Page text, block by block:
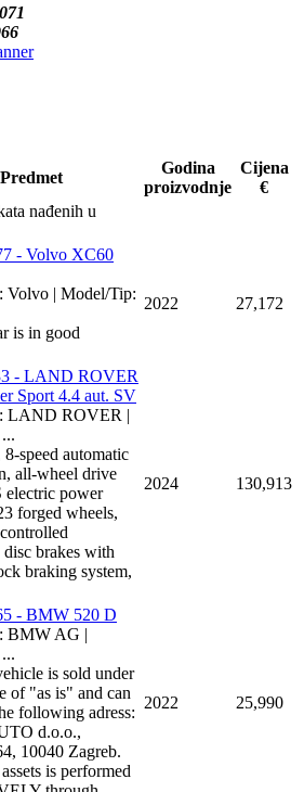
Predmet
Godina
proizvodnje
Cijena
€
nađenih u
- Volvo XC60
Volvo | Model/Tip:
is in good
2022 27,172
- LAND ROVER
Sport 4.4 aut. SV
LAND ROVER |
speed automatic
all-wheel drive
electric power
forged wheels,
brakes with
braking system,
2024 130,913
- BMW 520 D
BMW AG |
is sold under
of "as is" and can
following adress:
d.o.o.,
10040 Zagreb.
is performed
2022 25,990